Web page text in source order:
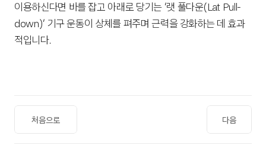
이용하신다면 바를 잡고 아래로 당기는 '랫 풀다운(Lat Pull-
down)' 기구 운동이 상체를 펴주며 근력을 강화하는 데 효과
적입니다.
처음으로 다음